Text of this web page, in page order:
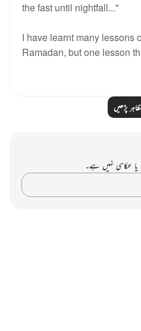
the fast until nightfall..."
I have learnt many lessons
Ramadan, but one lesson
پڑھیں
عکاسی نہیں ہے۔